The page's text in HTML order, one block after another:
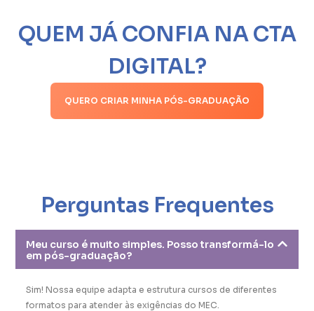
QUEM JÁ CONFIA NA CTA
DIGITAL?
QUERO CRIAR MINHA PÓS-GRADUAÇÃO
Perguntas Frequentes
Meu curso é muito simples. Posso transformá-lo
em pós-graduação?
Sim! Nossa equipe adapta e estrutura cursos de diferentes
formatos para atender às exigências do MEC.